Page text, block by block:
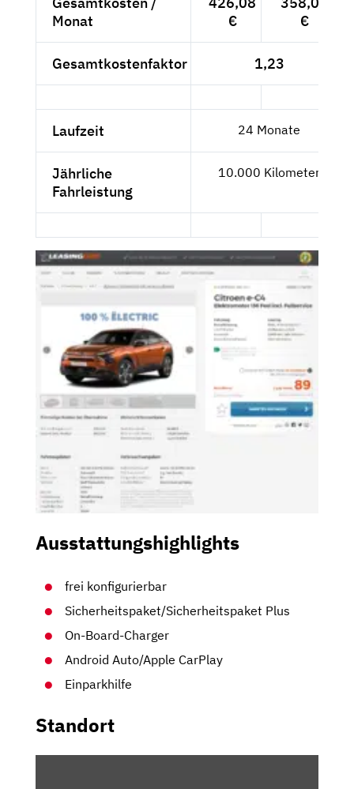
Monat
€
€
Gesamtkostenfaktor 1,23
Laufzeit 24 Monate
Jährliche
Fahrleistung
10.000 Kilometer
Ausstattungshighlights
frei konfigurierbar
Sicherheitspaket/Sicherheitspaket Plus
On-Board-Charger
Android Auto/Apple CarPlay
Einparkhilfe
Standort